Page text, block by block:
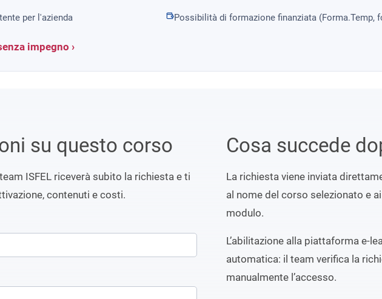
per l'azienda Possibilità di formazione finanziata (Forma.Temp,
impegno ›
su questo corso
ISFEL riceverà subito la richiesta e ti
contenuti e costi.
Cosa succede
La richiesta viene inviata
al nome del corso selezionato e
modulo.
L’abilitazione alla piattaforma e-
automatica: il team verifica la
manualmente l’accesso.